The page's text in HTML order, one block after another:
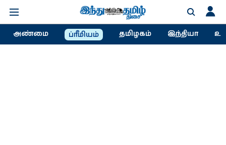
அண்மை ப்ரீமியம் தமிழகம் இந்தியா